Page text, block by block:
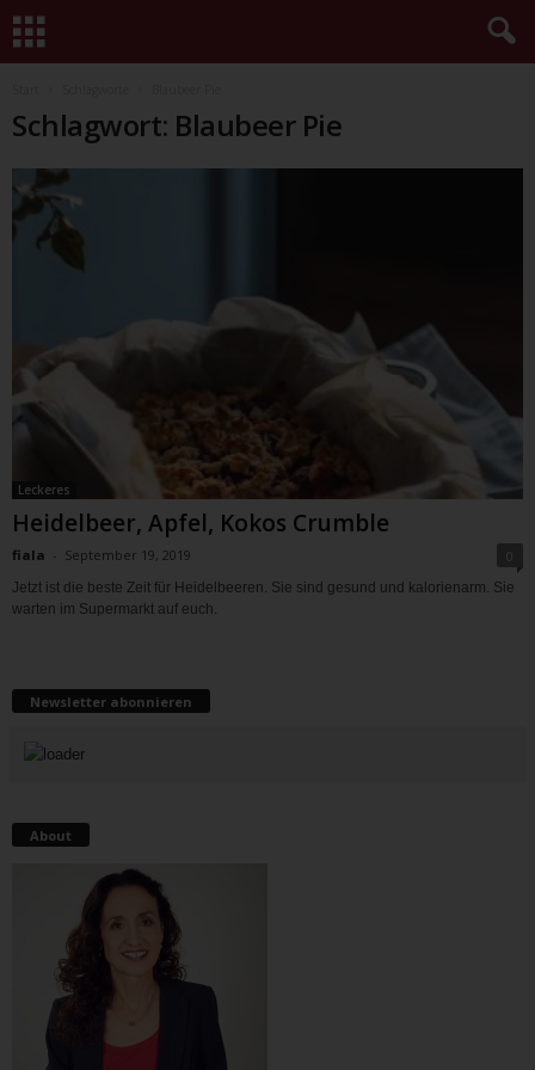
Schlagwort: Blaubeer Pie
Leckeres
Heidelbeer, Apfel, Kokos Crumble
fiala - September 19, 2019
Jetzt ist die beste Zeit für Heidelbeeren. Sie sind gesund und kalorienarm. Sie
warten im Supermarkt auf euch.
Newsletter abonnieren
About